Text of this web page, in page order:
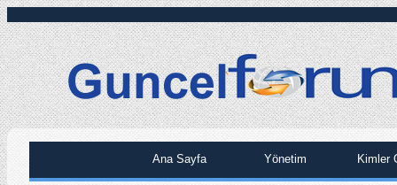
Ana Sayfa Yönetim Kimler